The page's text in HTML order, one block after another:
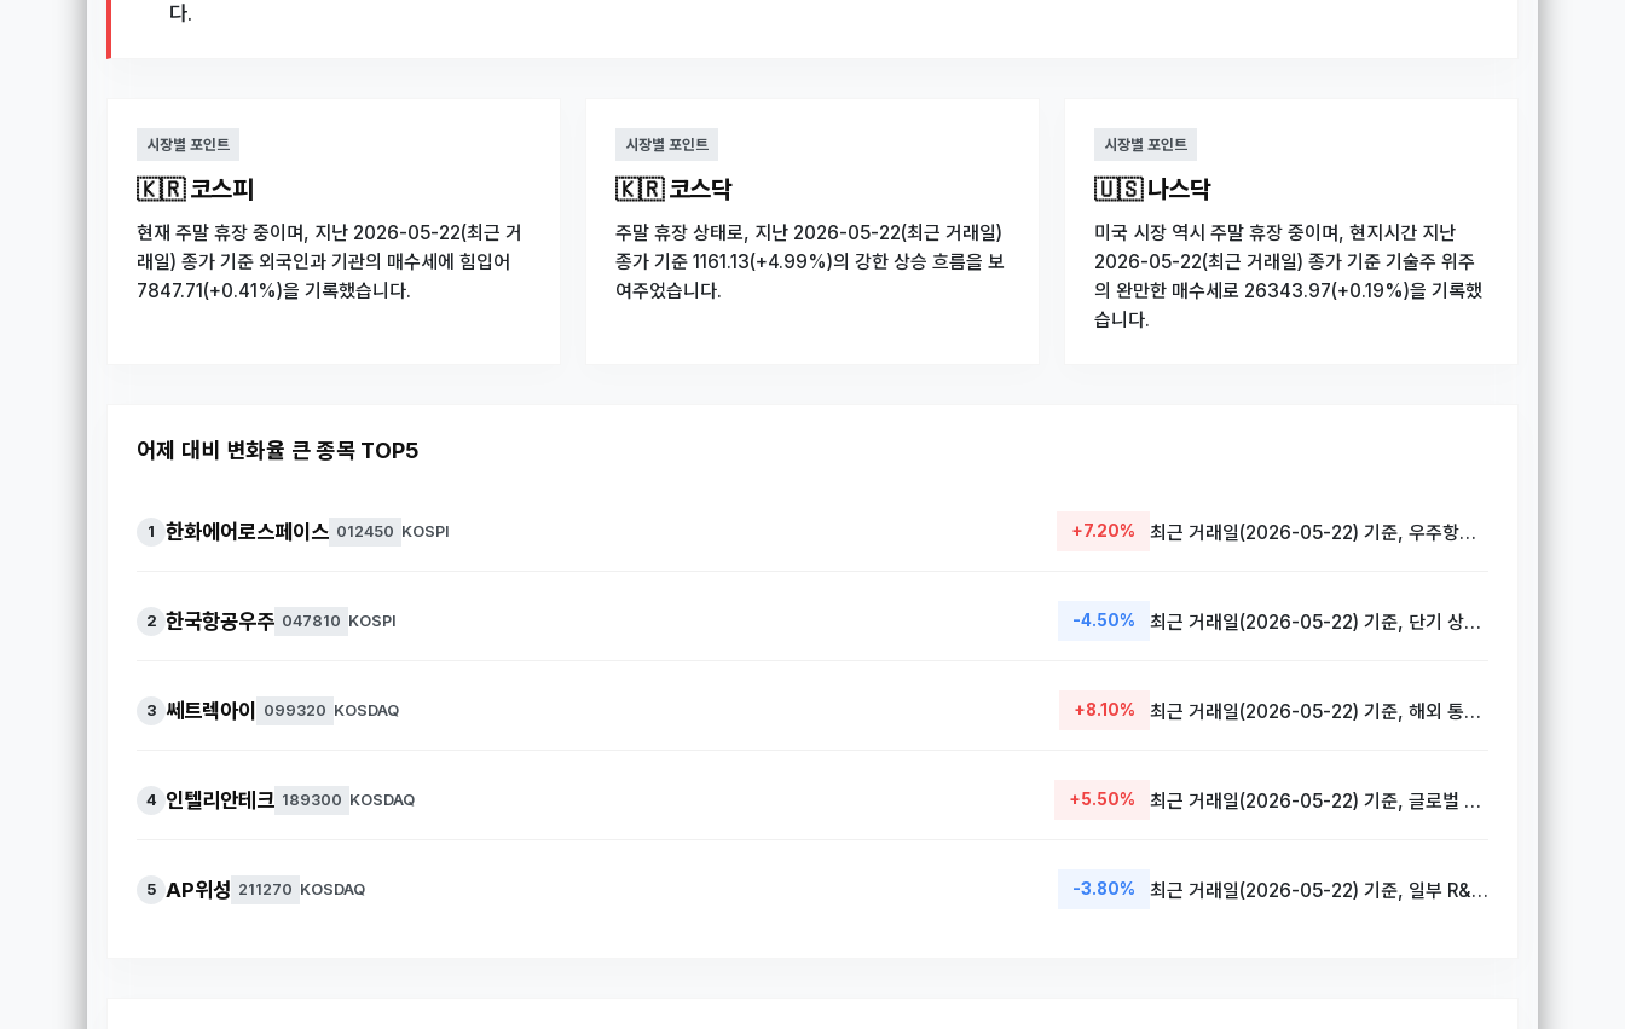
다.
시장별 포인트
🇰🇷 코스피
현재 주말 휴장 중이며, 지난 2026-05-22(최근 거
래일) 종가 기준 외국인과 기관의 매수세에 힘입어
7847.71(+0.41%)을 기록했습니다.
시장별 포인트
🇰🇷 코스닥
주말 휴장 상태로, 지난 2026-05-22(최근 거래일)
종가 기준 1161.13(+4.99%)의 강한 상승 흐름을 보
여주었습니다.
시장별 포인트
🇺🇸 나스닥
미국 시장 역시 주말 휴장 중이며, 현지시간 지난
2026-05-22(최근 거래일) 종가 기준 기술주 위주
의 완만한 매수세로 26343.97(+0.19%)을 기록했
습니다.
어제 대비 변화율 큰 종목 TOP5
1 한화에어로스페이스 012450 KOSPI +7.20% 최근 거래일(2026-05-22) 기준, 우주항공청 연계 신규 프로젝트 수주 기대감 반영
2 한국항공우주 047810 KOSPI -4.50% 최근 거래일(2026-05-22) 기준, 단기 상승에 따른 외국인 차익 실현 매물 출회
3 쎄트렉아이 099320 KOSDAQ +8.10% 최근 거래일(2026-05-22) 기준, 해외 통신 위성 부품 수출 계약 임박 소식
4 인텔리안테크 189300 KOSDAQ +5.50% 최근 거래일(2026-05-22) 기준, 글로벌 저궤도 위성 안테나 수요 확대 전망
5 AP위성 211270 KOSDAQ -3.80% 최근 거래일(2026-05-22) 기준, 일부 R&D 예산 축소 우려로 인한 투자 심리 위축